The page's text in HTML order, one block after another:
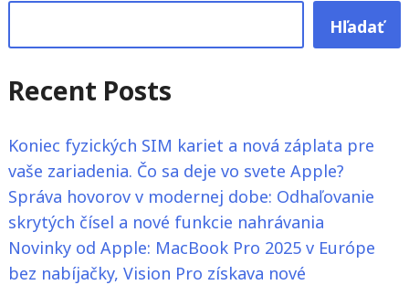
Hľadať
Recent Posts
Koniec fyzických SIM kariet a nová záplata pre
vaše zariadenia. Čo sa deje vo svete Apple?
Správa hovorov v modernej dobe: Odhaľovanie
skrytých čísel a nové funkcie nahrávania
Novinky od Apple: MacBook Pro 2025 v Európe
bez nabíjačky, Vision Pro získava nové